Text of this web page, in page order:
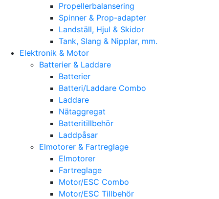
Propellerbalansering
Spinner & Prop-adapter
Landställ, Hjul & Skidor
Tank, Slang & Nipplar, mm.
Elektronik & Motor
Batterier & Laddare
Batterier
Batteri/Laddare Combo
Laddare
Nätaggregat
Batteritillbehör
Laddpåsar
Elmotorer & Fartreglage
Elmotorer
Fartreglage
Motor/ESC Combo
Motor/ESC Tillbehör